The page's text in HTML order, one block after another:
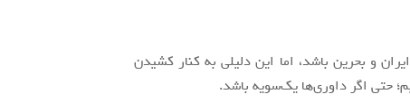
و بحرین باشد، اما این دلیلی به کنار کشیدن
حتی اگر داوری‌ها یک‌سویه باشد.